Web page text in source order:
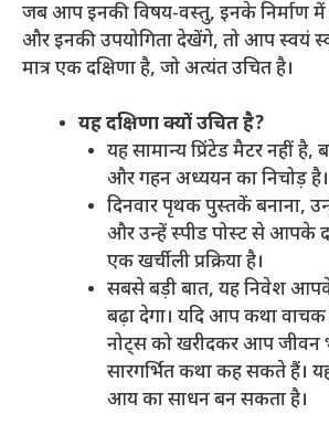
जब आप इनकी विषय-वस्तु, इनके निर्माण
और इनकी उपयोगिता देखेंगे, तो आप स्वयं
मात्र एक दक्षिणा है, जो अत्यंत उचित है।
यह दक्षिणा क्यों उचित है?
यह सामान्य प्रिंटेड मैटर नहीं
और गहन अध्ययन का निचोड़ है।
दिनवार पृथक पुस्तकें बनाना,
और उन्हें स्पीड पोस्ट से आपके
एक खर्चीली प्रक्रिया है।
सबसे बड़ी बात, यह निवेश
बढ़ा देगा। यदि आप कथा वाचक
नोट्स को खरीदकर आप जीवन
सारगर्भित कथा कह सकते हैं।
आय का साधन बन सकता है।